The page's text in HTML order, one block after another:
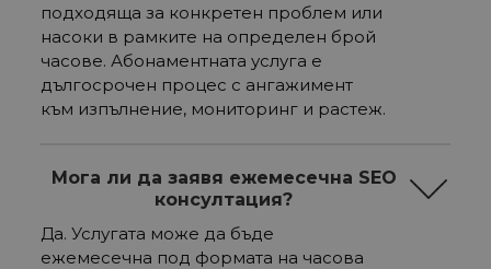
подходяща за конкретен проблем или
насоки в рамките на определен брой
часове. Абонаментната услуга е
дългосрочен процес с ангажимент
към изпълнение, мониторинг и растеж.
Мога ли да заявя ежемесечна SEO
консултация?
Да. Услугата може да бъде
ежемесечна под формата на часова